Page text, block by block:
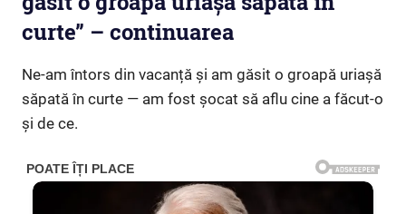
curte” – continuarea
Ne-am întors din vacanță și am găsit o groapă uriașă
săpată în curte — am fost șocat să aflu cine a făcut-o
și de ce.